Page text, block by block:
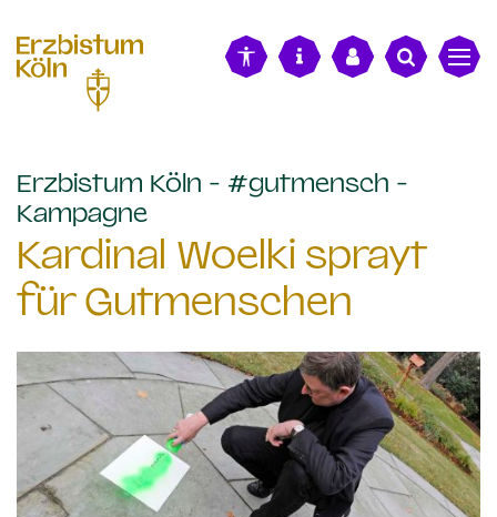
Erzbistum Köln - #gutmensch -
Kampagne:
Kardinal Woelki sprayt
für Gutmenschen